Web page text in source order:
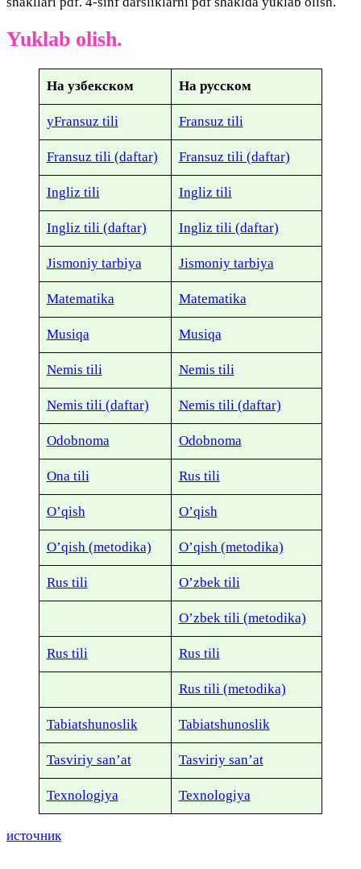
Yuklab olish.
На узбекском На русском
yFransuz tili Fransuz tili
Fransuz tili (daftar) Fransuz tili (daftar)
Ingliz tili Ingliz tili
Ingliz tili (daftar) Ingliz tili (daftar)
Jismoniy tarbiya Jismoniy tarbiya
Matematika Matematika
Musiqa Musiqa
Nemis tili Nemis tili
Nemis tili (daftar) Nemis tili (daftar)
Odobnoma Odobnoma
Ona tili Rus tili
O’qish O’qish
O’qish (metodika) O’qish (metodika)
Rus tili O’zbek tili
O’zbek tili (metodika)
Rus tili Rus tili
Rus tili (metodika)
Tabiatshunoslik Tabiatshunoslik
Tasviriy san’at Tasviriy san’at
Texnologiya Texnologiya
источник